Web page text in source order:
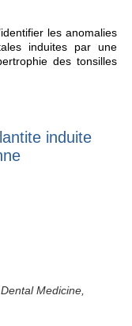
les anomalies
induites par une
des tonsilles
induite
Medicine,